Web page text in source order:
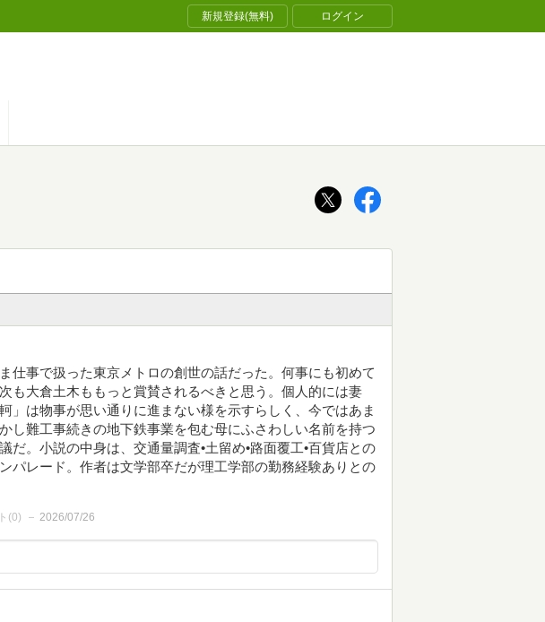
新規登録(無料) ログイン
仕事で扱った東京メトロの創世の話だった。何事にも初めて
も大倉土木ももっと賞賛されるべきと思う。個人的には妻
」は物事が思い通りに進まない様を示すらしく、今ではあま
し難工事続きの地下鉄事業を包む母にふさわしい名前を持つ
だ。小説の中身は、交通量調査•土留め•路面覆工•百貨店との
パレード。作者は文学部卒だが理工学部の勤務経験ありとの
(0) 2026/07/26